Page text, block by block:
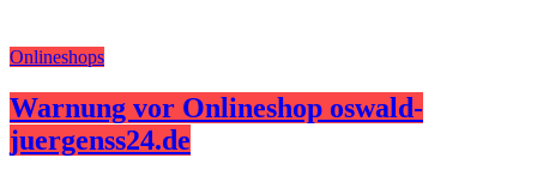
Onlineshops
Warnung vor Onlineshop oswald-
juergenss24.de